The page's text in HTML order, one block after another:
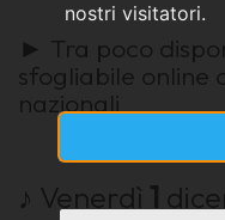
nostri visitatori.
► Tra poco
sfogliabile online
nazionali
♪ Venerdì 1